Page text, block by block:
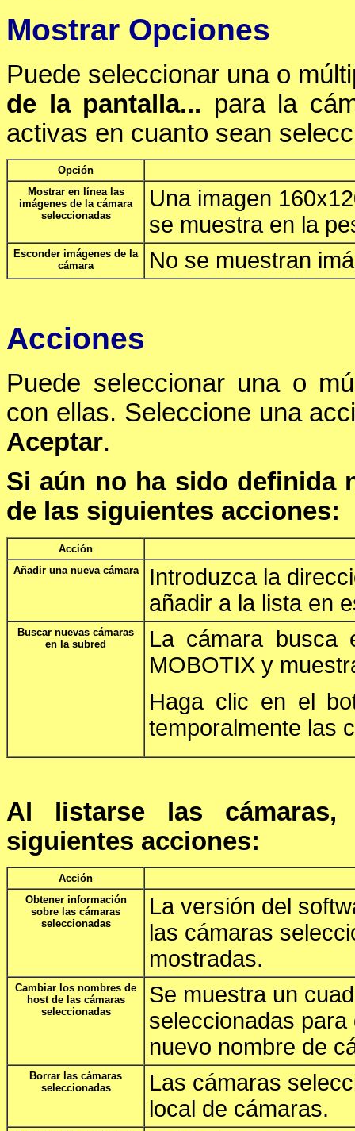
Mostrar Opciones
Puede seleccionar una o
de la pantalla... para la
activas en cuanto sean
Opción
Mostrar en línea las
imágenes de la cámara
seleccionadas
Una imagen
se muestra en la
Esconder imágenes de la
cámara
No se muestran
Acciones
Puede seleccionar una o
con ellas. Seleccione una
Aceptar.
Si aún no ha sido definida
de las siguientes acciones:
Acción
Añadir una nueva cámara
Introduzca la
añadir a la lista en
Buscar nuevas cámaras
en la subred
La cámara busca
MOBOTIX y
Haga clic en el
temporalmente las
Al listarse las cámaras,
siguientes acciones:
Acción
Obtener información
sobre las cámaras
seleccionadas
La versión del
las cámaras
mostradas.
Cambiar los nombres de
host de las cámaras
seleccionadas
Se muestra un
seleccionadas
nuevo nombre de
Borrar las cámaras
seleccionadas
Las cámaras
local de cámaras.